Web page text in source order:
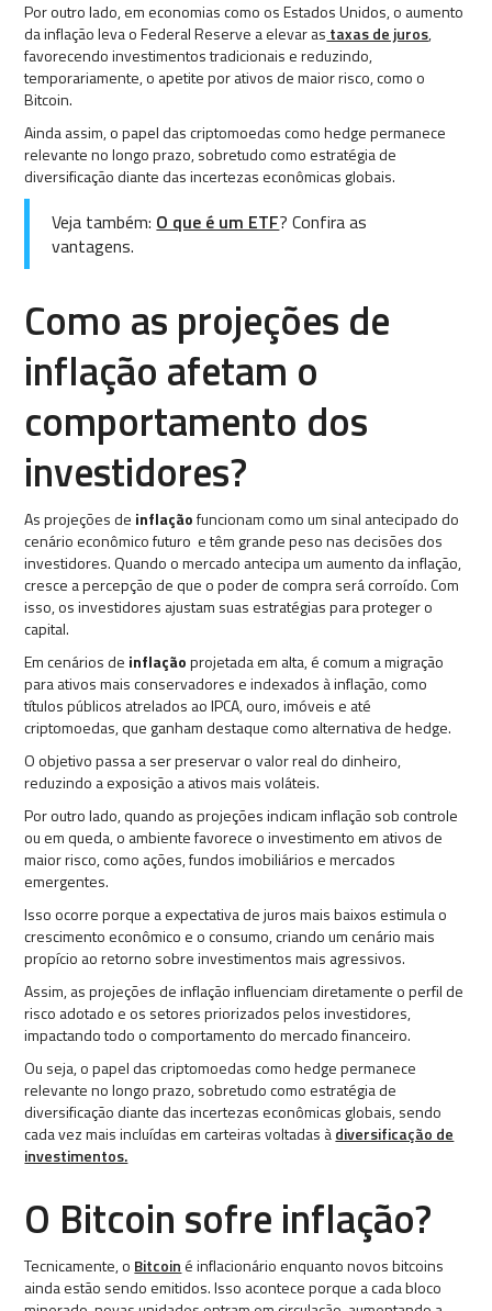
Por outro lado, em economias como os Estados Unidos, o aumento
da inflação leva o Federal Reserve a elevar as taxas de juros,
favorecendo investimentos tradicionais e reduzindo,
temporariamente, o apetite por ativos de maior risco, como o
Bitcoin.
Ainda assim, o papel das criptomoedas como hedge permanece
relevante no longo prazo, sobretudo como estratégia de
diversificação diante das incertezas econômicas globais.
Veja também: O que é um ETF? Confira as
vantagens.
Como as projeções de
inflação afetam o
comportamento dos
investidores?
As projeções de inflaçãofuncionam como um sinal antecipado do
cenário econômico futuro e têm grande peso nas decisões dos
investidores. Quando o mercado antecipa um aumento da inflação,
cresce a percepção de que o poder de compra será corroído. Com
isso, os investidores ajustam suas estratégias para proteger o
capital.
Em cenários de inflaçãoprojetada em alta, é comum a migração
para ativos mais conservadores e indexados à inflação, como
títulos públicos atrelados ao IPCA, ouro, imóveis e até
criptomoedas, que ganham destaque como alternativa de hedge.
O objetivo passa a ser preservar o valor real do dinheiro,
reduzindo a exposição a ativos mais voláteis.
Por outro lado, quando as projeções indicam inflação sob controle
ou em queda, o ambiente favorece o investimento em ativos de
maior risco, como ações, fundos imobiliários e mercados
emergentes.
Isso ocorre porque a expectativa de juros mais baixos estimula o
crescimento econômico e o consumo, criando um cenário mais
propício ao retorno sobre investimentos mais agressivos.
Assim, as projeções de inflação influenciam diretamente o perfil de
risco adotado e os setores priorizados pelos investidores,
impactando todo o comportamento do mercado financeiro.
Ou seja, o papel das criptomoedas como hedge permanece
relevante no longo prazo, sobretudo como estratégia de
diversificação diante das incertezas econômicas globais, sendo
cada vez mais incluídas em carteiras voltadas àdiversificação de
investimentos.
O Bitcoin sofre inflação?
Tecnicamente, o Bitcoin é inflacionário enquanto novos bitcoins
ainda estão sendo emitidos. Isso acontece porque a cada bloco